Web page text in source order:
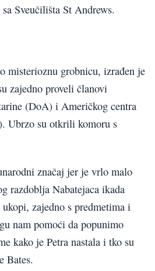
Sveučilišta St Andrews.
misterioznu grobnicu, izrađen je
zajedno proveli članovi
(DoA) i Američkog centra
Ubrzo su otkrili komoru s
značaj jer je vrlo malo
razdoblja Nabatejaca ikada
zajedno s predmetima i
nam pomoći da popunimo
kako je Petra nastala i tko su
Bates.